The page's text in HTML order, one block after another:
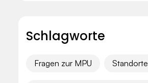
Schlagworte
Fragen zur MPU Standorte